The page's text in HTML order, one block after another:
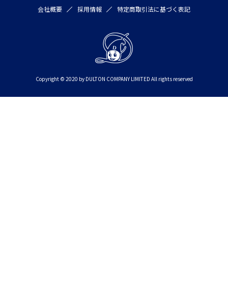
会社概要
採用情報 特定商取引法に基づく表記
Copyright © 2020 by DULTON COMPANY LIMITED All rights reserved